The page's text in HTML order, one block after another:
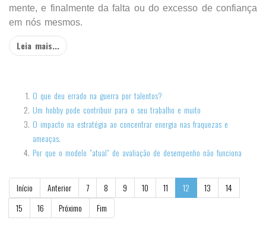
mente, e finalmente da falta ou do excesso de confiança
em nós mesmos.
Leia mais...
O que deu errado na guerra por talentos?
Um hobby pode contribuir para o seu trabalho e muito
O impacto na estratégia ao concentrar energia nas fraquezas e
ameaças.
Por que o modelo "atual" de avaliação de desempenho não funciona
Início Anterior 7 8 9 10 11 12 13
14
15
16 Próximo Fim